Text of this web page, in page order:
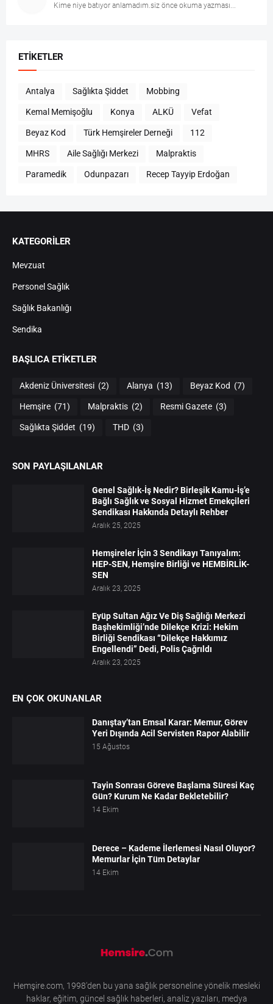
Kime niye batıyor anlamadım.siz önce okuma yazması...
ETIKETLER
Antalya Sağlıkta Şiddet Mobbing
Kemal Memişoğlu Konya ALKÜ Vefat
Beyaz Kod Türk Hemşireler Derneği 112
MHRS Aile Sağlığı Merkezi Malpraktis
Paramedik Odunpazarı Recep Tayyip Erdoğan
KATEGORİLER
Mevzuat
Personel Sağlık
Sağlık Bakanlığı
Sendika
BAŞLICA ETIKETLER
Akdeniz Üniversitesi (2) Alanya (13) Beyaz Kod (7)
Hemşire (71) Malpraktis (2) Resmi Gazete (3)
Sağlıkta Şiddet (19) THD (3)
SON PAYLAŞILANLAR
Genel Sağlık-İş Nedir? Birleşik Kamu-İş’e
Bağlı Sağlık ve Sosyal Hizmet Emekçileri
Sendikası Hakkında Detaylı Rehber
Aralık 25, 2025
Hemşireler İçin 3 Sendikayı Tanıyalım:
HEP-SEN, Hemşire Birliği ve HEMBİRLİK-
SEN
Aralık 23, 2025
Eyüp Sultan Ağız Ve Diş Sağlığı Merkezi
Başhekimliği’nde Dilekçe Krizi: Hekim
Birliği Sendikası “Dilekçe Hakkımız
Engellendi” Dedi, Polis Çağrıldı
Aralık 23, 2025
EN ÇOK OKUNANLAR
Danıştay’tan Emsal Karar: Memur, Görev
Yeri Dışında Acil Servisten Rapor Alabilir
15 Ağustos
Tayin Sonrası Göreve Başlama Süresi Kaç
Gün? Kurum Ne Kadar Bekletebilir?
14 Ekim
Derece – Kademe İlerlemesi Nasıl Oluyor?
Memurlar İçin Tüm Detaylar
14 Ekim
Hemşire.com, 1998'den bu yana sağlık personeline yönelik mesleki
haklar, eğitim, güncel sağlık haberleri, analiz yazıları, medya